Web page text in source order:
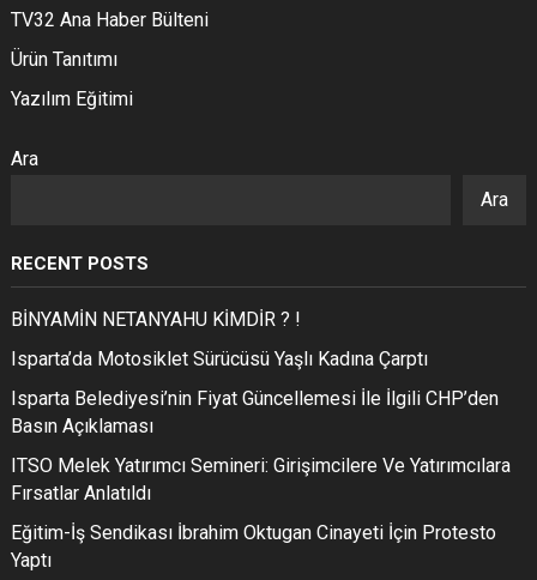
TV32 Ana Haber Bülteni
Ürün Tanıtımı
Yazılım Eğitimi
Ara
Ara
RECENT POSTS
BİNYAMİN NETANYAHU KİMDİR ? !
Isparta’da Motosiklet Sürücüsü Yaşlı Kadına Çarptı
Isparta Belediyesi’nin Fiyat Güncellemesi İle İlgili CHP’den
Basın Açıklaması
ITSO Melek Yatırımcı Semineri: Girişimcilere Ve Yatırımcılara
Fırsatlar Anlatıldı
Eğitim-İş Sendikası İbrahim Oktugan Cinayeti İçin Protesto
Yaptı